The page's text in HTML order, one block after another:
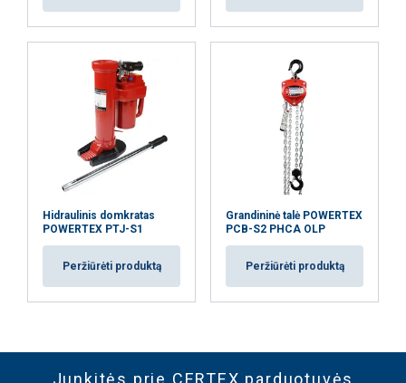
Hidraulinis domkratas
POWERTEX PTJ-S1
Peržiūrėti produktą
Grandininė talė POWERTEX
PCB-S2 PHCA OLP
Peržiūrėti produktą
Junkitės prie CERTEX parduotuvės